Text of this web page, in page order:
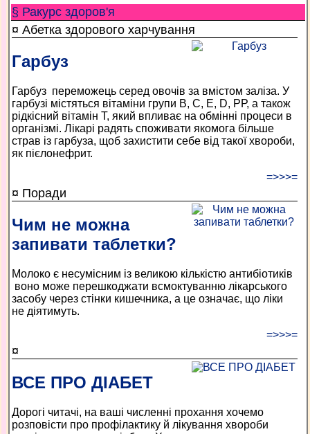
§ Ракурс здоров'я
¤ Абетка здорового харчування
Гарбуз
Гарбуз ­ переможець серед овочів за вмістом заліза. У
гарбузі містяться вітаміни групи В, C, E, D, РР, а також
рідкісний вітамін T, який впливає на обмінні процеси в
організмі. Лікарі радять споживати якомога більше
страв із гарбуза, щоб захистити себе від такої хвороби,
як пієлонефрит.
=>>>=
¤ Поради
Чим не можна
запивати таблетки?
Молоко є несумісним із великою кількістю антибіотиків
­ воно може перешкоджати всмоктуванню лікарського
засобу через стінки кишечника, а це означає, що ліки
не діятимуть.
=>>>=
¤
ВСЕ ПРО ДІАБЕТ
Дорогі читачі, на ваші численні прохання хочемо
розповісти про профілактику й лікування хвороби